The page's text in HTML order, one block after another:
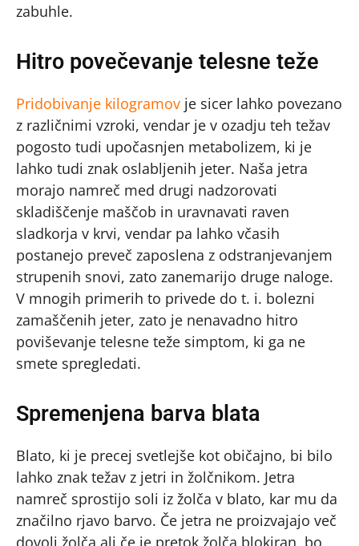
zabuhle.
Hitro povečevanje telesne teže
Pridobivanje kilogramov je sicer lahko povezano
z različnimi vzroki, vendar je v ozadju teh težav
pogosto tudi upočasnjen metabolizem, ki je
lahko tudi znak oslabljenih jeter. Naša jetra
morajo namreč med drugi nadzorovati
skladiščenje maščob in uravnavati raven
sladkorja v krvi, vendar pa lahko včasih
postanejo preveč zaposlena z odstranjevanjem
strupenih snovi, zato zanemarijo druge naloge.
V mnogih primerih to privede do t. i. bolezni
zamaščenih jeter, zato je nenavadno hitro
poviševanje telesne teže simptom, ki ga ne
smete spregledati.
Spremenjena barva blata
Blato, ki je precej svetlejše kot običajno, bi bilo
lahko znak težav z jetri in žolčnikom. Jetra
namreč sprostijo soli iz žolča v blato, kar mu da
značilno rjavo barvo. Če jetra ne proizvajajo več
dovolj žolča ali če je pretok žolča blokiran, bo